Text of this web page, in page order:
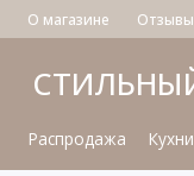
О магазине Отзывы
Распродажа Кухни